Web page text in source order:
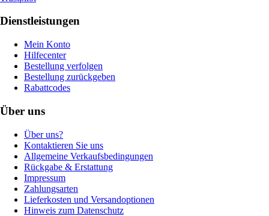
Dienstleistungen
Mein Konto
Hilfecenter
Bestellung verfolgen
Bestellung zurückgeben
Rabattcodes
Über uns
Über uns?
Kontaktieren Sie uns
Allgemeine Verkaufsbedingungen
Rückgabe & Erstattung
Impressum
Zahlungsarten
Lieferkosten und Versandoptionen
Hinweis zum Datenschutz